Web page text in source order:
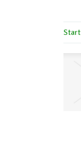
Start